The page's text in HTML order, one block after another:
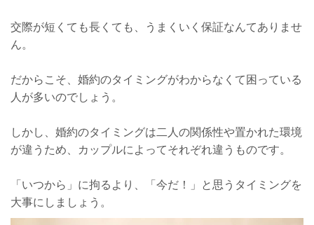
交際が短くても長くても、うまくいく保証なんてありませ
ん。
だからこそ、婚約のタイミングがわからなくて困っている
人が多いのでしょう。
しかし、婚約のタイミングは二人の関係性や置かれた環境
が違うため、カップルによってそれぞれ違うものです。
「いつから」に拘るより、「今だ！」と思うタイミングを
大事にしましょう。